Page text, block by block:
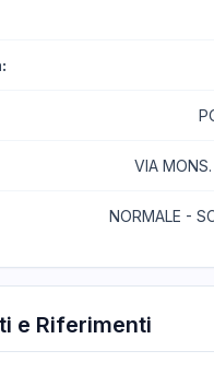
VIA
NORMALE -
e Riferimenti